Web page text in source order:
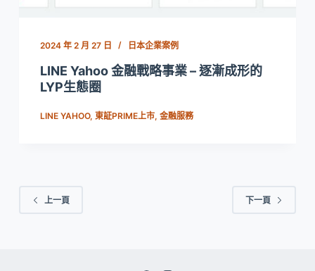
2024 年 2 月 27 日 日本企業案例
LINE Yahoo 金融戰略事業 – 逐漸成形的
LYP生態圈
LINE YAHOO, 東証PRIME上市, 金融服務
上一頁 下一頁